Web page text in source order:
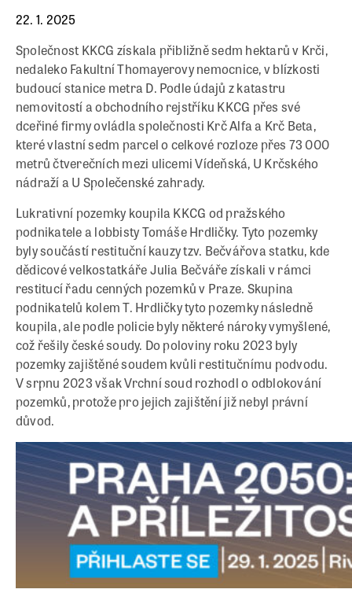
22. 1. 2025
Společnost KKCG získala přibližně sedm hektarů v Krči,
nedaleko Fakultní Thomayerovy nemocnice, v blízkosti
budoucí stanice metra D. Podle údajů z katastru
nemovitostí a obchodního rejstříku KKCG přes své
dceřiné firmy ovládla společnosti Krč Alfa a Krč Beta,
které vlastní sedm parcel o celkové rozloze přes 73 000
metrů čtverečních mezi ulicemi Vídeňská, U Krčského
nádraží a U Společenské zahrady.
Lukrativní pozemky koupila KKCG od pražského
podnikatele a lobbisty Tomáše Hrdličky. Tyto pozemky
byly součástí restituční kauzy tzv. Bečvářova statku, kde
dědicové velkostatkáře Julia Bečváře získali v rámci
restitucí řadu cenných pozemků v Praze. Skupina
podnikatelů kolem T. Hrdličky tyto pozemky následně
koupila, ale podle policie byly některé nároky vymyšlené,
což řešily české soudy. Do poloviny roku 2023 byly
pozemky zajištěné soudem kvůli restitučnímu podvodu.
V srpnu 2023 však Vrchní soud rozhodl o odblokování
pozemků, protože pro jejich zajištění již nebyl právní
důvod.